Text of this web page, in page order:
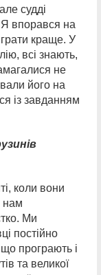
судді
Я впорався на
краще. У
всі знають,
не
його на
із завданням
коли вони
нам
Ми
постійно
програють і
та великої